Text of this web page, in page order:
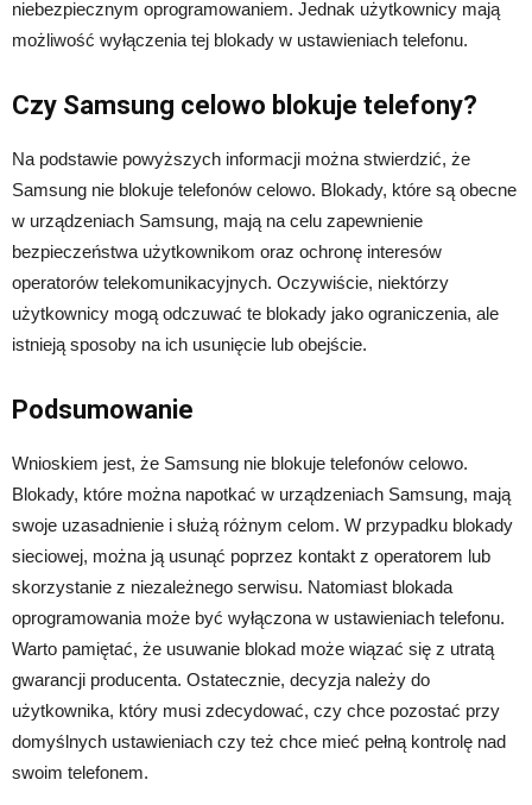
niebezpiecznym oprogramowaniem. Jednak użytkownicy mają
możliwość wyłączenia tej blokady w ustawieniach telefonu.
Czy Samsung celowo blokuje telefony?
Na podstawie powyższych informacji można stwierdzić, że
Samsung nie blokuje telefonów celowo. Blokady, które są obecne
w urządzeniach Samsung, mają na celu zapewnienie
bezpieczeństwa użytkownikom oraz ochronę interesów
operatorów telekomunikacyjnych. Oczywiście, niektórzy
użytkownicy mogą odczuwać te blokady jako ograniczenia, ale
istnieją sposoby na ich usunięcie lub obejście.
Podsumowanie
Wnioskiem jest, że Samsung nie blokuje telefonów celowo.
Blokady, które można napotkać w urządzeniach Samsung, mają
swoje uzasadnienie i służą różnym celom. W przypadku blokady
sieciowej, można ją usunąć poprzez kontakt z operatorem lub
skorzystanie z niezależnego serwisu. Natomiast blokada
oprogramowania może być wyłączona w ustawieniach telefonu.
Warto pamiętać, że usuwanie blokad może wiązać się z utratą
gwarancji producenta. Ostatecznie, decyzja należy do
użytkownika, który musi zdecydować, czy chce pozostać przy
domyślnych ustawieniach czy też chce mieć pełną kontrolę nad
swoim telefonem.